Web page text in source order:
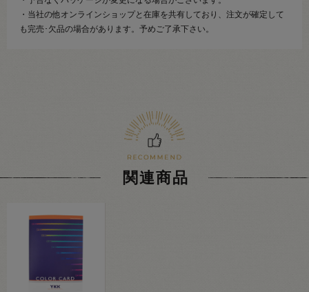
・当社の他オンラインショップと在庫を共有しており、注文が確定して
も完売･欠品の場合があります。予めご了承下さい。
関連商品